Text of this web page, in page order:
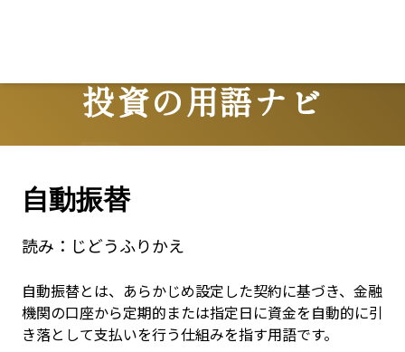
投資の用語ナビ
Terms
自動振替
読み： じどうふりかえ
自動振替とは、あらかじめ設定した契約に基づき、金融
機関の口座から定期的または指定日に資金を自動的に引
き落として支払いを行う仕組みを指す用語です。